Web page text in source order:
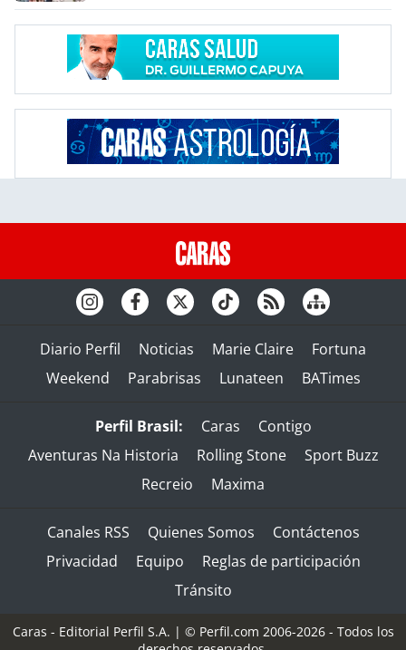
Diario Perfil Noticias Marie Claire
Fortuna
Weekend
Parabrisas Lunateen BATimes
Perfil Brasil: Caras
Contigo
Aventuras Na Historia
Rolling Stone
Sport Buzz
Recreio
Maxima
Canales RSS Quienes Somos
Contáctenos
Privacidad
Equipo
Reglas de participación
Tránsito
Caras - Editorial Perfil S.A. | © Perfil.com 2006-2026 - Todos los